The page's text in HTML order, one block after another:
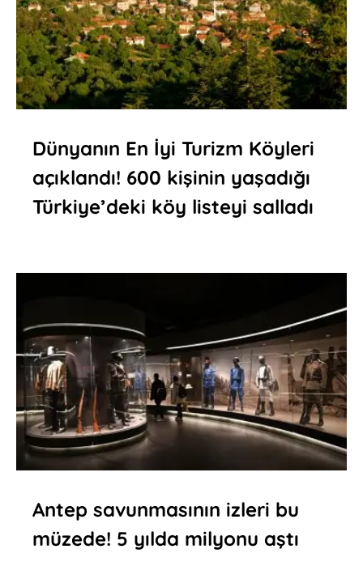
Dünyanın En İyi Turizm Köyleri
açıklandı! 600 kişinin yaşadığı
Türkiye’deki köy listeyi salladı
Antep savunmasının izleri bu
müzede! 5 yılda milyonu aştı